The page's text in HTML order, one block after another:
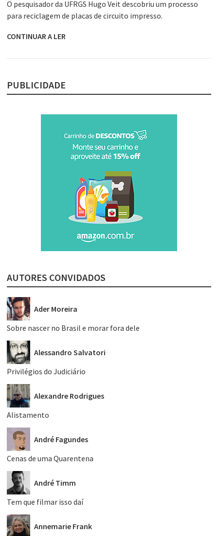
O pesquisador da UFRGS Hugo Veit descobriu um processo
para reciclagem de placas de circuito impresso.
CONTINUAR A LER
PUBLICIDADE
AUTORES CONVIDADOS
Ader Moreira
Sobre nascer no Brasil e morar fora dele
Alessandro Salvatori
Privilégios do Judiciário
Alexandre Rodrigues
Alistamento
André Fagundes
Cenas de uma Quarentena
André Timm
Tem que filmar isso daí
Annemarie Frank